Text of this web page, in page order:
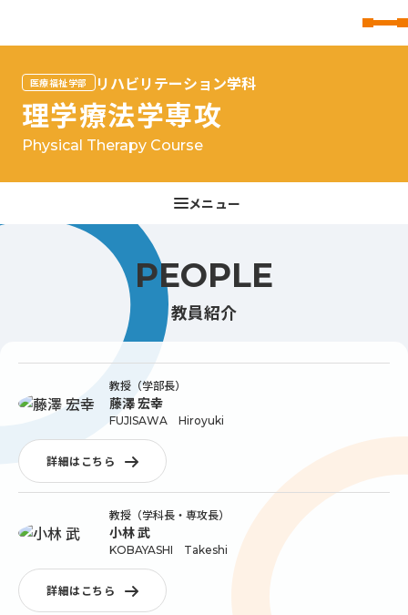
医療福祉学部 リハビリテーション学科
理学療法学専攻
Physical Therapy Course
教員紹介
PEOPLE
教授（学部長）
藤澤 宏幸
FUJISAWA Hiroyuki
詳細はこちら
教授（学科長・専攻長）
小林 武
KOBAYASHI Takeshi
詳細はこちら